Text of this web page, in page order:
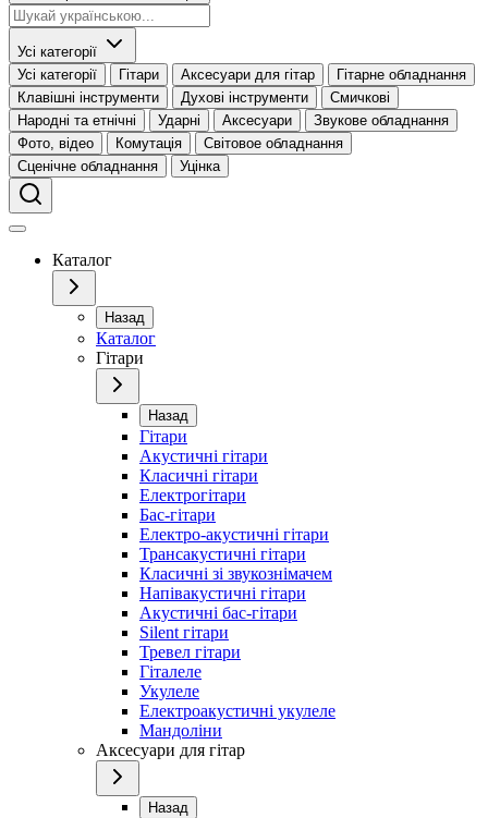
Усі категорії
Усі категорії
Гітари Аксесуари для гітар
Гітарне обладнання
Клавішні інструменти
Духові інструменти
Смичкові
Народні та етнічні
Ударні Аксесуари
Звукове обладнання
Фото, відео
Комутація
Світовое обладнання
Сценічне обладнання
Уцінка
Каталог
Назад
Каталог
Гітари
Назад
Гітари
Акустичні гітари
Класичні гітари
Електрогітари
Бас-гітари
Електро-акустичні гітари
Трансакустичні гітари
Класичні зі звукознімачем
Напівакустичні гітари
Акустичні бас-гітари
Silent гітари
Тревел гітари
Гіталеле
Укулеле
Електроакустичні укулеле
Мандоліни
Аксесуари для гітар
Назад